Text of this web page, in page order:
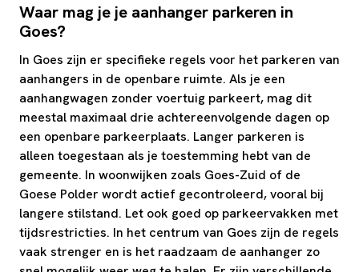
Waar mag je je aanhanger parkeren in
Goes?
In Goes zijn er specifieke regels voor het parkeren van
aanhangers in de openbare ruimte. Als je een
aanhangwagen zonder voertuig parkeert, mag dit
meestal maximaal drie achtereenvolgende dagen op
een openbare parkeerplaats. Langer parkeren is
alleen toegestaan als je toestemming hebt van de
gemeente. In woonwijken zoals Goes-Zuid of de
Goese Polder wordt actief gecontroleerd, vooral bij
langere stilstand. Let ook goed op parkeervakken met
tijdsrestricties. In het centrum van Goes zijn de regels
vaak strenger en is het raadzaam de aanhanger zo